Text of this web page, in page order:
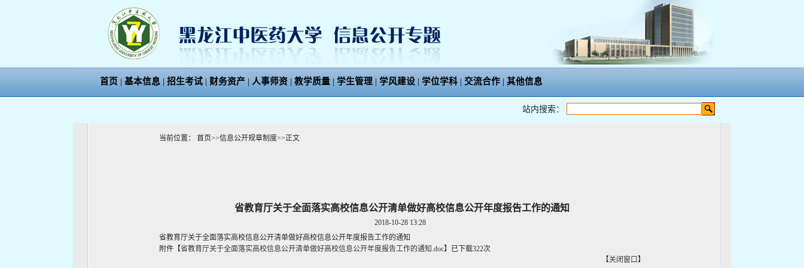
首页 | 基本信息 | 招生考试 | 财务资产 | 人事师资 | 教学质量 | 学生管理 | 学风建设 | 学位学科 | 交流合作 | 其他信息
站内搜索：
当前位置： 首页>>信息公开规章制度>>正文
省教育厅关于全面落实高校信息公开清单做好高校信息公开年度报告工作的通知
2018-10-28 13:28
省教育厅关于全面落实高校信息公开清单做好高校信息公开年度报告工作的通知
附件【省教育厅关于全面落实高校信息公开清单做好高校信息公开年度报告工作的通知.doc】 已下载322次
【关闭窗口】